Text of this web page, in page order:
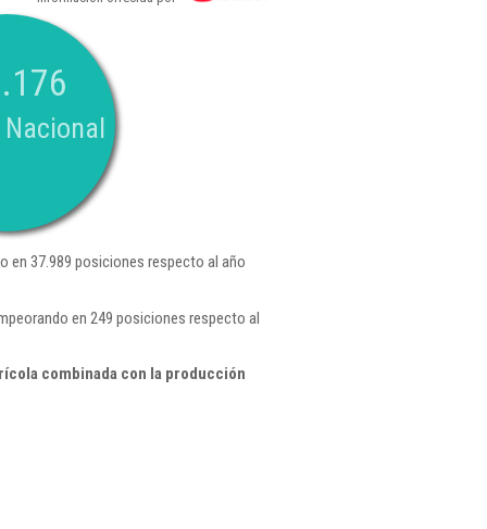
en 37.989 posiciones respecto al año
en 249 posiciones respecto al
combinada con la producción